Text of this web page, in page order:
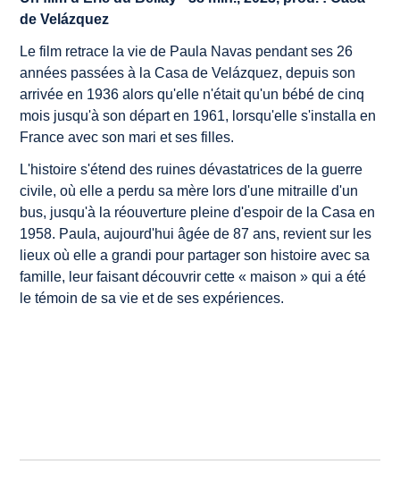
de Velázquez
Le film retrace la vie de Paula Navas pendant ses 26
années passées à la Casa de Velázquez, depuis son
arrivée en 1936 alors qu'elle n'était qu'un bébé de cinq
mois jusqu'à son départ en 1961, lorsqu'elle s'installa en
France avec son mari et ses filles.
L'histoire s'étend des ruines dévastatrices de la guerre
civile, où elle a perdu sa mère lors d'une mitraille d'un
bus, jusqu'à la réouverture pleine d'espoir de la Casa en
1958. Paula, aujourd'hui âgée de 87 ans, revient sur les
lieux où elle a grandi pour partager son histoire avec sa
famille, leur faisant découvrir cette « maison » qui a été
le témoin de sa vie et de ses expériences.